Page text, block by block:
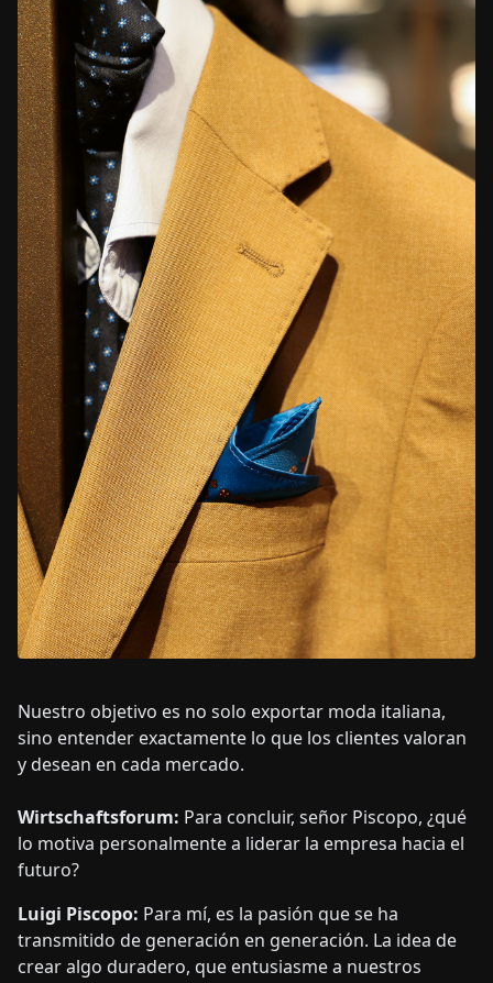
Nuestro objetivo es no solo exportar moda italiana,
sino entender exactamente lo que los clientes valoran
y desean en cada mercado.
Wirtschaftsforum: Para concluir, señor Piscopo, ¿qué
lo motiva personalmente a liderar la empresa hacia el
futuro?
Luigi Piscopo: Para mí, es la pasión que se ha
transmitido de generación en generación. La idea de
crear algo duradero, que entusiasme a nuestros